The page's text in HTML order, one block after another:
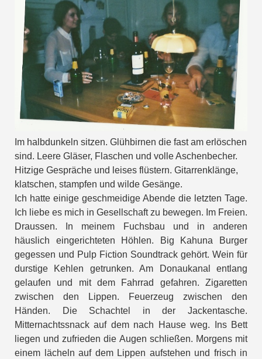
Im halbdunkeln sitzen. Glühbirnen die fast am erlöschen
sind. Leere Gläser, Flaschen und volle Aschenbecher.
Hitzige Gespräche und leises flüstern. Gitarrenklänge,
klatschen, stampfen und wilde Gesänge.
Ich hatte einige geschmeidige Abende die letzten Tage.
Ich liebe es mich in Gesellschaft zu bewegen. Im Freien.
Draussen. In meinem Fuchsbau und in anderen
häuslich eingerichteten Höhlen. Big Kahuna Burger
gegessen und Pulp Fiction Soundtrack gehört. Wein für
durstige Kehlen getrunken. Am Donaukanal entlang
gelaufen und mit dem Fahrrad gefahren. Zigaretten
zwischen den Lippen. Feuerzeug zwischen den
Händen. Die Schachtel in der Jackentasche.
Mitternachtssnack auf dem nach Hause weg. Ins Bett
liegen und zufrieden die Augen schließen. Morgens mit
einem lächeln auf dem Lippen aufstehen und frisch in